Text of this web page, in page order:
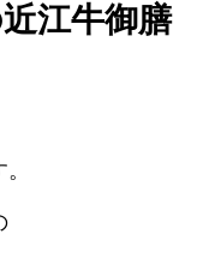
江牛御膳